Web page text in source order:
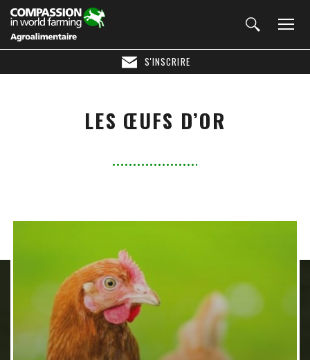
S'INSCRIRE
LES ŒUFS D’OR